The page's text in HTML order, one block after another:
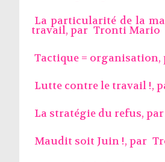
La particularité de la
travail, par Tronti Mario
Tactique = organisation,
Lutte contre le travail !,
La stratégie du refus, par
Maudit soit Juin !, par